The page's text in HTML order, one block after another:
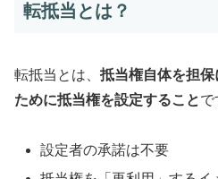
転抵当とは？
転抵当とは、 抵当権自体を担
ために抵当権を設定することで
設定者の承諾は不要